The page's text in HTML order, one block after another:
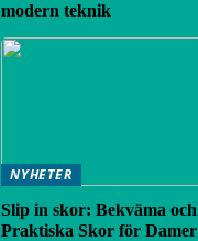
modern teknik
NYHETER
Slip in skor: Bekväma och
Praktiska Skor för Damer